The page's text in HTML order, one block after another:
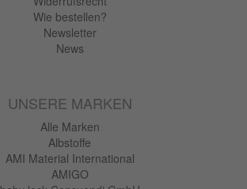
Wie bestellen?
Newsletter
News
UNSERE MARKEN
Alle Marken
Albstoffe
AMI Material International
AMIGO